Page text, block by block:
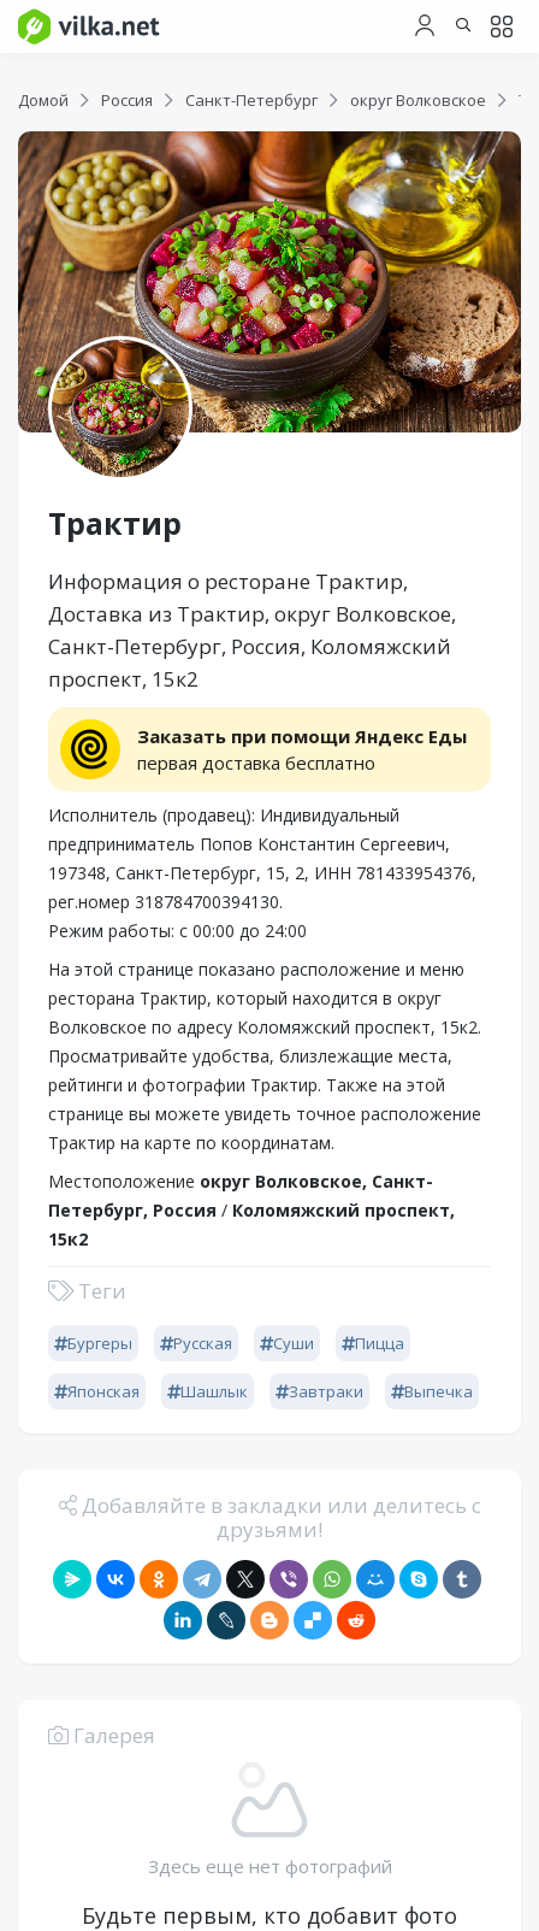
Домой Россия Санкт-Петербург округ Волковское
Трактир
Информация о ресторане Трактир,
Доставка из Трактир, округ Волковское,
Санкт-Петербург, Россия, Коломяжский
проспект, 15к2
Заказать при помощи Яндекс Еды
первая доставка бесплатно
Исполнитель (продавец): Индивидуальный
предприниматель Попов Константин Сергеевич,
197348, Санкт-Петербург, 15, 2, ИНН 781433954376,
рег.номер 318784700394130.
Режим работы: с 00:00 до 24:00
На этой странице показано расположение и меню
ресторана Трактир, который находится в округ
Волковское по адресу Коломяжский проспект, 15к2.
Просматривайте удобства, близлежащие места,
рейтинги и фотографии Трактир. Также на этой
странице вы можете увидеть точное расположение
Трактир на карте по координатам.
Местоположение округ Волковское, Санкт-
Петербург, Россия / Коломяжский проспект,
15к2
Теги
Бургеры Русская Суши Пицца
Японская Шашлык Завтраки Выпечка
Добавляйте в закладки или делитесь с
друзьями!
Галерея
Здесь еще нет фотографий
Будьте первым, кто добавит фото